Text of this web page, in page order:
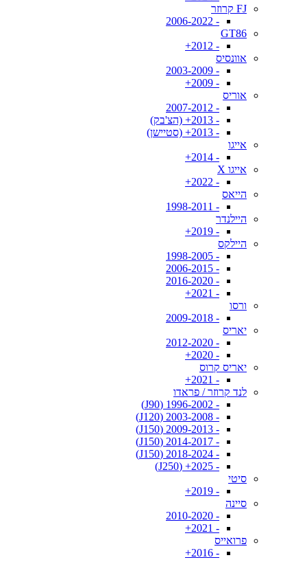
FJ קרוזר
- 2006-2022
GT86
- 2012+
אוונסיס
- 2003-2009
- 2009+
אוריס
- 2007-2012
- 2013+ (הצ'בק)
- 2013+ (סטיישן)
אייגו
- 2014+
אייגו X
- 2022+
הייאס
- 1998-2011
היילנדר
- 2019+
היילקס
- 1998-2005
- 2006-2015
- 2016-2020
- 2021+
ורסו
- 2009-2018
יאריס
- 2012-2020
- 2020+
יאריס קרוס
- 2021+
לנד קרוזר / פראדו
- 1996-2002 (J90)
- 2003-2008 (J120)
- 2009-2013 (J150)
- 2014-2017 (J150)
- 2018-2024 (J150)
- 2025+ (J250)
סיטי
- 2019+
סיינה
- 2010-2020
- 2021+
פרואייס
- 2016+